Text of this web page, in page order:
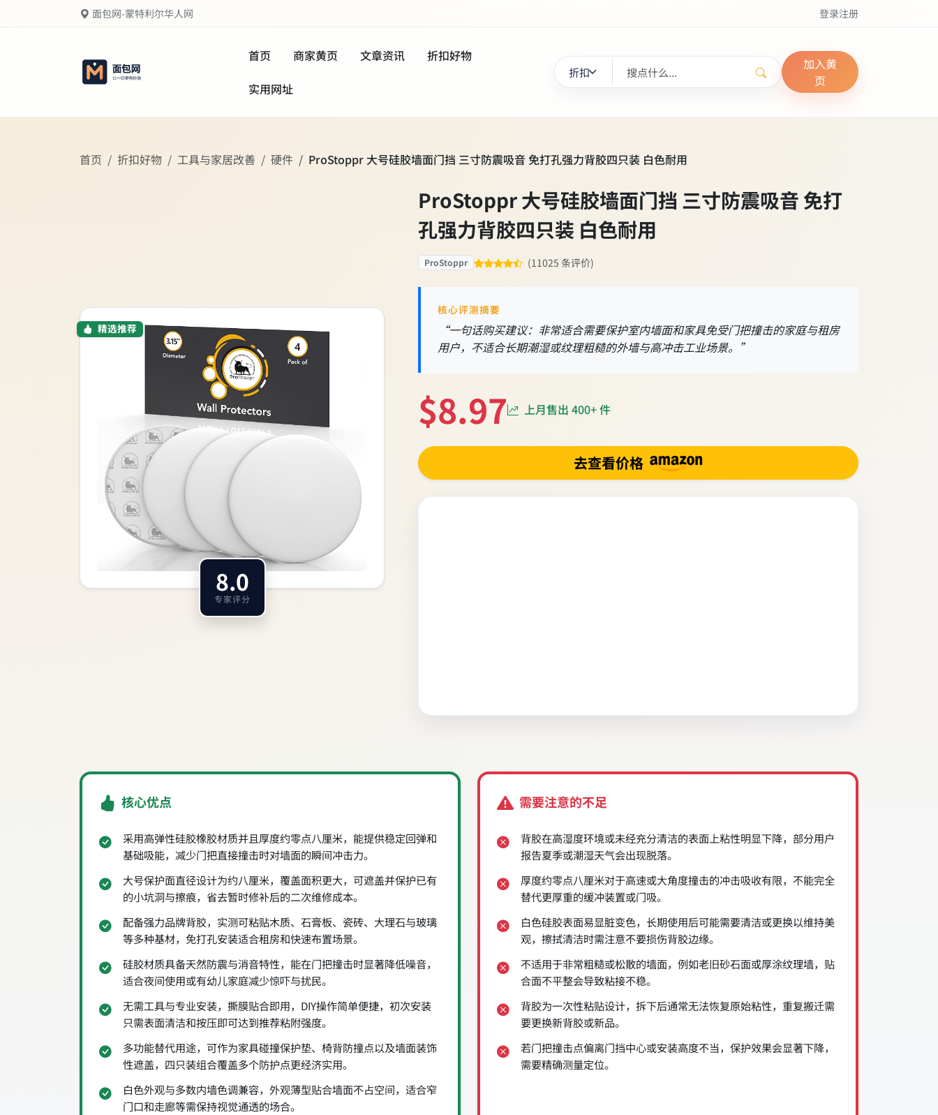
面包网-蒙特利尔华人网 登录注册
首页 商家黄页 文章资讯 折扣好物
实用网址
加入黄
页
首页 折扣好物 工具与家居改善 硬件 ProStoppr 大号硅胶墙面门挡 三寸防震吸音 免打孔强力背胶四只装 白色耐用
精选推荐
8.0
专家评分
ProStoppr 大号硅胶墙面门挡 三寸防震吸音 免打
孔强力背胶四只装 白色耐用
ProStoppr (11025 条评价)
核心评测摘要
“一句话购买建议：非常适合需要保护室内墙面和家具免受门把撞击的家庭与租房
用户，不适合长期潮湿或纹理粗糙的外墙与高冲击工业场景。”
$8.97 上月售出 400+ 件
去查看价格
核心优点
采用高弹性硅胶橡胶材质并且厚度约零点八厘米，能提供稳定回弹和
基础吸能，减少门把直接撞击时对墙面的瞬间冲击力。
大号保护面直径设计为约八厘米，覆盖面积更大，可遮盖并保护已有
的小坑洞与擦痕，省去暂时修补后的二次维修成本。
配备强力品牌背胶，实测可粘贴木质、石膏板、瓷砖、大理石与玻璃
等多种基材，免打孔安装适合租房和快速布置场景。
硅胶材质具备天然防震与消音特性，能在门把撞击时显著降低噪音，
适合夜间使用或有幼儿家庭减少惊吓与扰民。
无需工具与专业安装，撕膜贴合即用，DIY操作简单便捷，初次安装
只需表面清洁和按压即可达到推荐粘附强度。
多功能替代用途，可作为家具碰撞保护垫、椅背防撞点以及墙面装饰
性遮盖，四只装组合覆盖多个防护点更经济实用。
白色外观与多数内墙色调兼容，外观薄型贴合墙面不占空间，适合窄
门口和走廊等需保持视觉通透的场合。
需要注意的不足
背胶在高湿度环境或未经充分清洁的表面上粘性明显下降，部分用户
报告夏季或潮湿天气会出现脱落。
厚度约零点八厘米对于高速或大角度撞击的冲击吸收有限，不能完全
替代更厚重的缓冲装置或门吸。
白色硅胶表面易显脏变色，长期使用后可能需要清洁或更换以维持美
观，擦拭清洁时需注意不要损伤背胶边缘。
不适用于非常粗糙或松散的墙面，例如老旧砂石面或厚涂纹理墙，贴
合面不平整会导致粘接不稳。
背胶为一次性粘贴设计，拆下后通常无法恢复原始粘性，重复搬迁需
要更换新背胶或新品。
若门把撞击点偏离门挡中心或安装高度不当，保护效果会显著下降，
需要精确测量定位。